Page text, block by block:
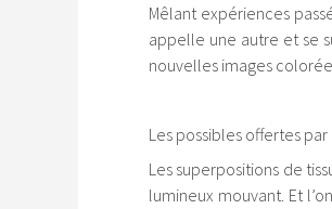
Mêlant expériences
appelle une autre et se
nouvelles images
Les possibles offertes
Les superpositions de
lumineux mouvant. Et